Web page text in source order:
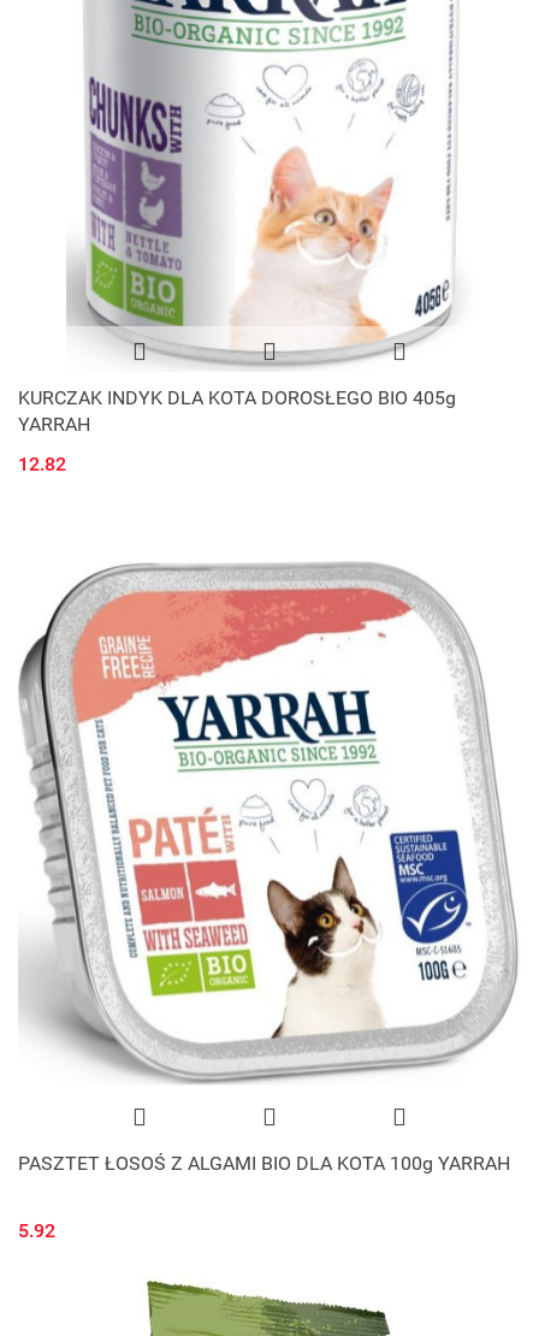
KURCZAK INDYK DLA KOTA DOROSŁEGO BIO 405g
YARRAH
12.82
PASZTET ŁOSOŚ Z ALGAMI BIO DLA KOTA 100g YARRAH
5.92